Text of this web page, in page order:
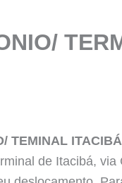
TEMINAL
de Itacibá,